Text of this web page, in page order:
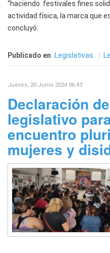
“haciendo festivales fines
actividad física, la marca que
concluyó.
Publicado en Legislativas
Jueves, 20 Junio 2024 06:43
Declaración
legislativo
encuentro
mujeres y